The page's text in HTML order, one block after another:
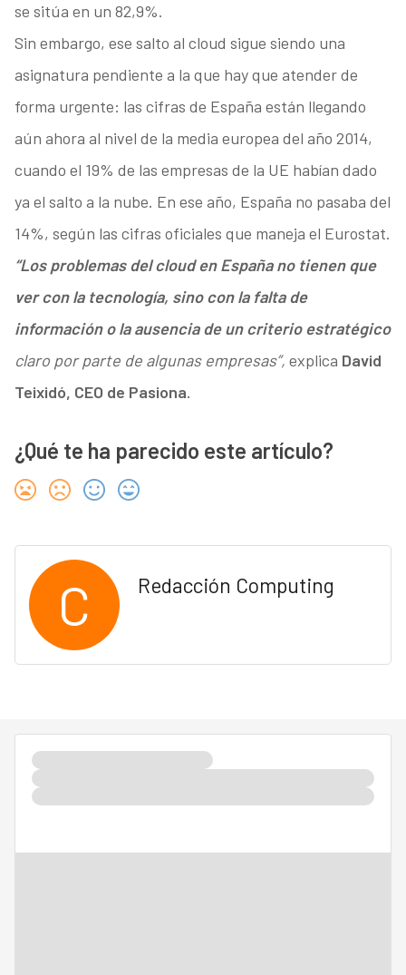
se sitúa en un 82,9%.
Sin embargo, ese salto al cloud sigue siendo una
asignatura pendiente a la que hay que atender de
forma urgente: las cifras de España están llegando
aún ahora al nivel de la media europea del año 2014,
cuando el 19% de las empresas de la UE habían dado
ya el salto a la nube. En ese año, España no pasaba del
14%, según las cifras oficiales que maneja el Eurostat.
“Los problemas del cloud en España no tienen que
ver con la tecnología, sino con la falta de
información o la ausencia de un criterio estratégico
claro por parte de algunas empresas”, explica David
Teixidó, CEO de Pasiona.
¿Qué te ha parecido este artículo?
C Redacción Computing